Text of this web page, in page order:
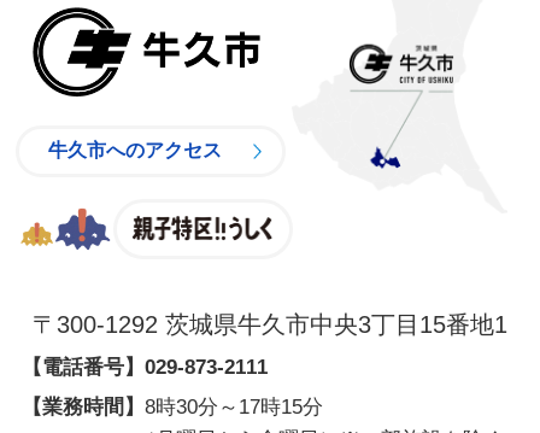
牛久市へのアクセス
〒300-1292 茨城県牛久市中央3丁目15番地1
【電話番号】 029-873-2111
【業務時間】 8時30分～17時15分